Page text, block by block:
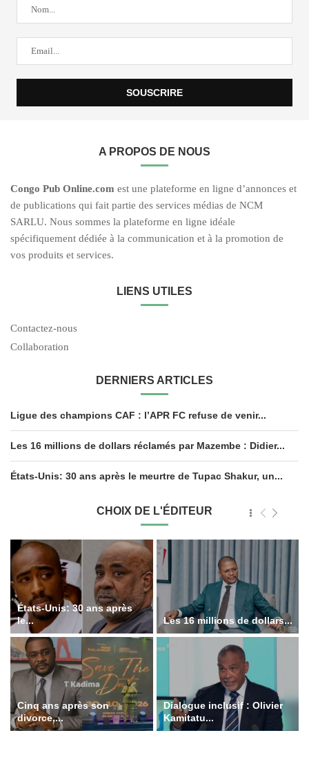
A PROPOS DE NOUS
Congo Pub Online.com est une plateforme en ligne d’annonces et
de publications qui fait partie des services médias de NCM
SARLU. Nous sommes la plateforme en ligne idéale
spécifiquement dédiée à la communication et à la promotion de
vos produits et services.
LIENS UTILES
Contactez-nous
Collaboration
DERNIERS ARTICLES
Ligue des champions CAF : l’APR FC refuse de venir...
Les 16 millions de dollars réclamés par Mazembe : Didier...
États-Unis: 30 ans après le meurtre de Tupac Shakur, un...
CHOIX DE L'ÉDITEUR
États-Unis: 30 ans après
le...
Les 16 millions de dollars...
Cinq ans après son
divorce,...
Dialogue inclusif : Olivier
Kamitatu...